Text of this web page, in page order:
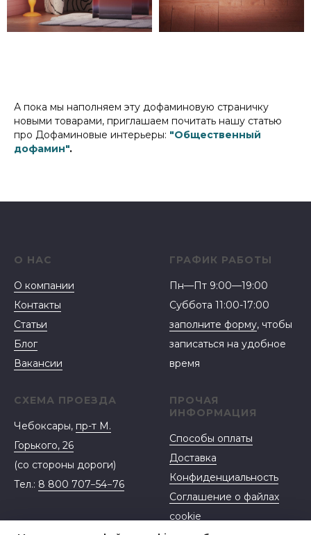
А пока мы наполняем эту дофаминовую страничку
новыми товарами, приглашаем почитать нашу статью
про Дофаминовые интерьеры: "Общественный
дофамин".
О НАС
О компании
Контакты
Статьи
Блог
Вакансии
ГРАФИК РАБОТЫ
Пн—Пт 9:00—19:00
Суббота 11:00-17:00
заполните форму, чтобы
записаться на удобное
время
СХЕМА ПРОЕЗДА
Чебоксары, пр-т М.
Горького, 26
(со стороны дороги)
Тел.: 8 800 707−54−76
ПРОЧАЯ
ИНФОРМАЦИЯ
Способы оплаты
Доставка
Конфиденциальность
Соглашение о файлах
cookie